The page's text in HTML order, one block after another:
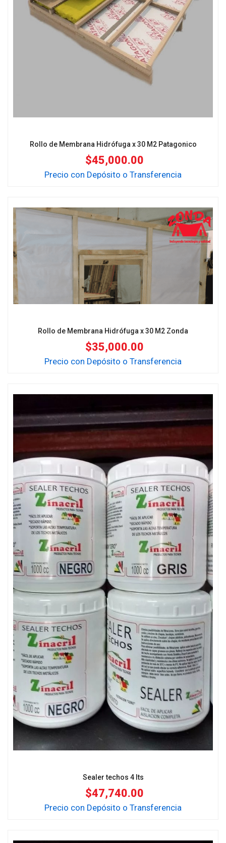
Rollo de Membrana Hidrófuga x 30 M2 Patagonico
$45,000.00
Precio con Depósito o Transferencia
Rollo de Membrana Hidrófuga x 30 M2 Zonda
$35,000.00
Precio con Depósito o Transferencia
Sealer techos 4 lts
$47,740.00
Precio con Depósito o Transferencia